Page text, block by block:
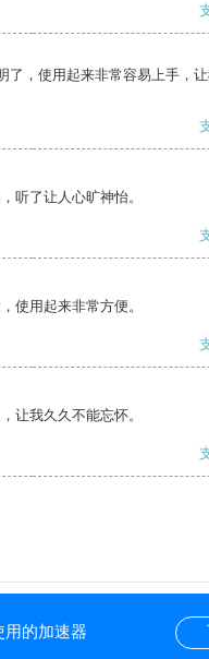
了，使用起来非常容易上手，
听了让人心旷神怡。
使用起来非常方便。
让我久久不能忘怀。
用的加速器